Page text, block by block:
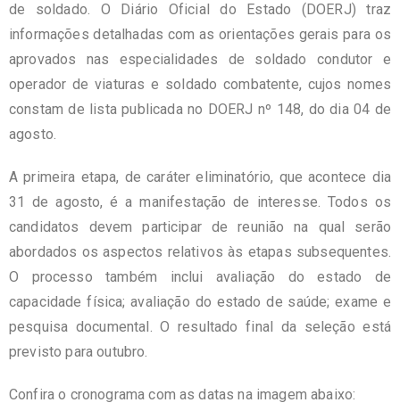
de soldado. O Diário Oficial do Estado (DOERJ) traz
informações detalhadas com as orientações gerais para os
aprovados nas especialidades de soldado condutor e
operador de viaturas e soldado combatente, cujos nomes
constam de lista publicada no DOERJ nº 148, do dia 04 de
agosto.
A primeira etapa, de caráter eliminatório, que acontece dia
31 de agosto, é a manifestação de interesse. Todos os
candidatos devem participar de reunião na qual serão
abordados os aspectos relativos às etapas subsequentes.
O processo também inclui avaliação do estado de
capacidade física; avaliação do estado de saúde; exame e
pesquisa documental. O resultado final da seleção está
previsto para outubro.
Confira o cronograma com as datas na imagem abaixo: